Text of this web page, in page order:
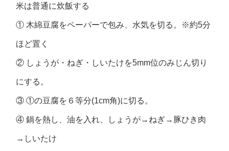
米は普通に炊飯する
① 木綿豆腐をペーパーで包み、水気を切る。※約5分
ほど置く
② しょうが・ねぎ・しいたけを5mm位のみじん切り
にする。
③ ①の豆腐を６等分(1cm角)に切る。
④ 鍋を熱し、油を入れ、しょうが→ねぎ→豚ひき肉
→しいたけ